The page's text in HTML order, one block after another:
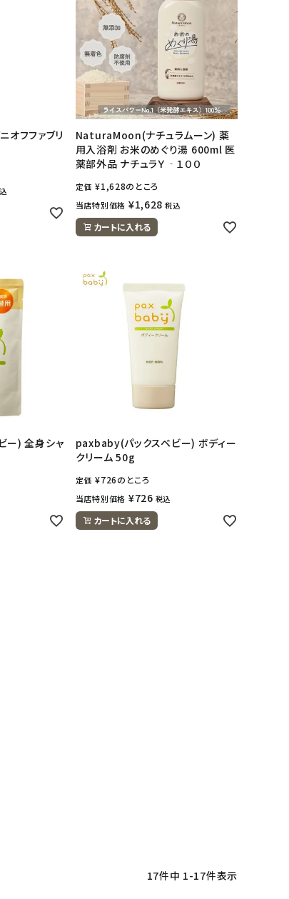
オフファブリ
NaturaMoon(ナチュラムーン) 薬
用入浴剤 お米のめぐり湯 600ml 医
薬部外品 ナチュラＹ‐１００
定価 ¥1,628のところ
当店特別価格 ¥1,628 税込
カートに入れる
ー) 全身シャ
paxbaby(パックスベビー) ボディー
クリーム 50g
定価 ¥726のところ
当店特別価格 ¥726 税込
カートに入れる
17件中 1-17件表示